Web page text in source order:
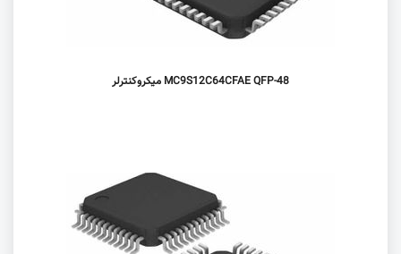
MC9S12C64CFAE QFP-48 میکروکنترلر